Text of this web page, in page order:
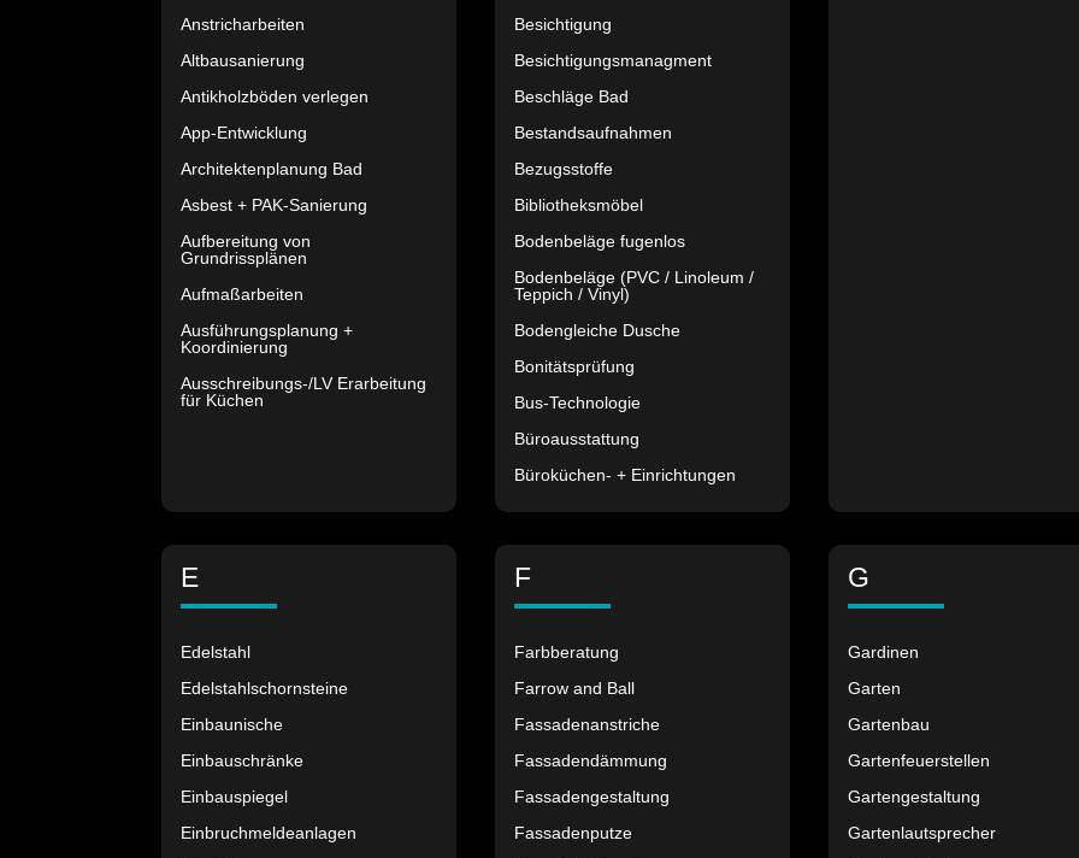
Anstricharbeiten
Altbausanierung
Antikholzböden verlegen
App-Entwicklung
Architektenplanung Bad
Asbest + PAK-Sanierung
Aufbereitung von
Grundrissplänen
Aufmaßarbeiten
Ausführungsplanung +
Koordinierung
Ausschreibungs-/LV Erarbeitung
für Küchen
Besichtigung
Besichtigungsmanagment
Beschläge Bad
Bestandsaufnahmen
Bezugsstoffe
Bibliotheksmöbel
Bodenbeläge fugenlos
Bodenbeläge (PVC / Linoleum /
Teppich / Vinyl)
Bodengleiche Dusche
Bonitätsprüfung
Bus-Technologie
Büroausstattung
Büroküchen- + Einrichtungen
E
Edelstahl
Edelstahlschornsteine
Einbaunische
Einbauschränke
Einbauspiegel
Einbruchmeldeanlagen
F
Farbberatung
Farrow and Ball
Fassadenanstriche
Fassadendämmung
Fassadengestaltung
Fassadenputze
G
Gardinen
Garten
Gartenbau
Gartenfeuerstellen
Gartengestaltung
Gartenlautsprecher